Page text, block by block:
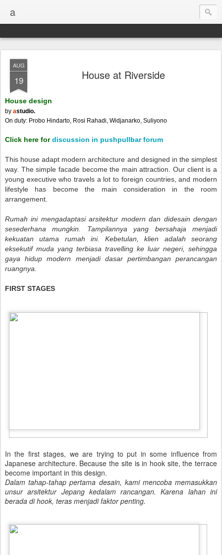
a
AUG
19 House at Riverside
House design
by astudio.
On duty: Probo Hindarto, Rosi Rahadi, Widjanarko, Suliyono
Click here fordiscussion in pushpullbar forum
This house adapt modern architecture and designed in the simplest
way. The simple facade become the main attraction. Our client is a
young executive who travels a lot to foreign countries, and modern
lifestyle has become the main consideration in the room
arrangement.
Rumah ini mengadaptasi arsitektur modern dan didesain dengan
sesederhana mungkin. Tampilannya yang bersahaja menjadi
kekuatan utama rumah ini. Kebetulan, klien adalah seorang
eksekutif muda yang terbiasa travelling ke luar negeri, sehingga
gaya hidup modern menjadi dasar pertimbangan perancangan
ruangnya.
FIRST STAGES
In the first stages, we are trying to put in some influence from
Japanese architecture. Because the site is in hook site, the terrace
become important in this design.
Dalam tahap-tahap pertama desain, kami mencoba memasukkan
unsur arsitektur Jepang kedalam rancangan. Karena lahan ini
berada di hook, teras menjadi faktor penting.